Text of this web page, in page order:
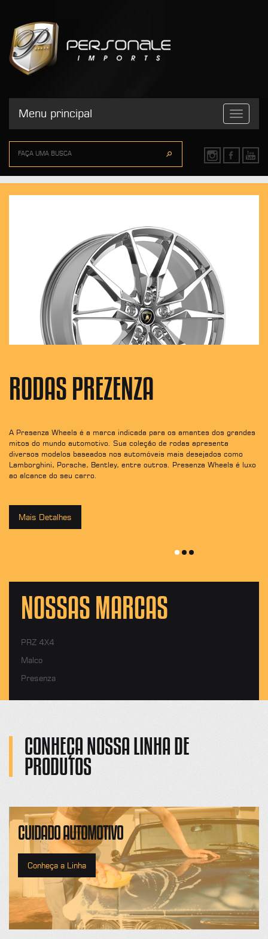
Toggle
Menu principal
RODAS PREZENZA
A Presenza Wheels é a marca indicada para os amantes dos grandes
mitos do mundo automotivo. Sua coleção de rodas apresenta
diversos modelos baseados nos automóveis mais desejados como
Lamborghini, Porsche, Bentley, entre outros. Presenza Wheels é luxo
ao alcance do seu carro.
Mais Detalhes
NOSSAS MARCAS
PRZ 4X4
Malco
Presenza
CONHEÇA NOSSA LINHA DE
PRODUTOS
CUIDADO AUTOMOTIVO
Conheça a Linha